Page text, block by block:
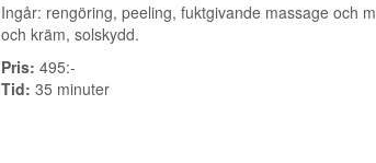
Ingår: rengöring, peeling, fuktgivande massage och
och kräm, solskydd.
Pris: 495:-
Tid: 35 minuter